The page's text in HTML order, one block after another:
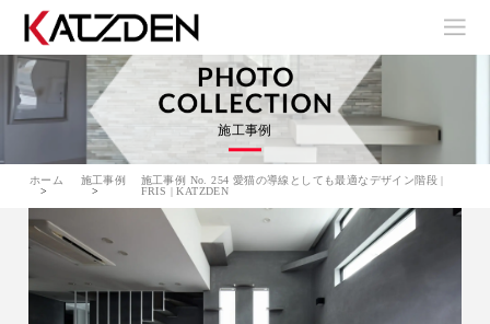
施工事例
ホーム 施工事例
施工事例 No. 254 愛猫の導線としても最適なデザイン階段 |
FRIS | KATZDEN